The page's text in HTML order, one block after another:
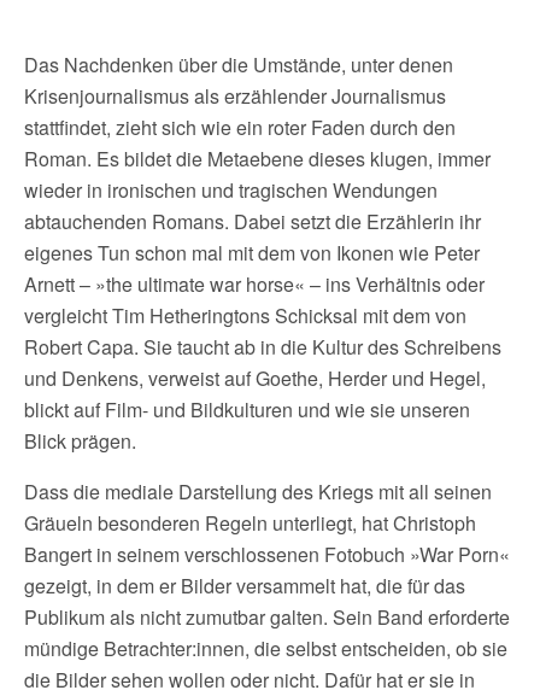
Das Nachdenken über die Umstände, unter denen
Krisenjournalismus als erzählender Journalismus
stattfindet, zieht sich wie ein roter Faden durch den
Roman. Es bildet die Metaebene dieses klugen, immer
wieder in ironischen und tragischen Wendungen
abtauchenden Romans. Dabei setzt die Erzählerin ihr
eigenes Tun schon mal mit dem von Ikonen wie Peter
Arnett – »the ultimate war horse« – ins Verhältnis oder
vergleicht Tim Hetheringtons Schicksal mit dem von
Robert Capa. Sie taucht ab in die Kultur des Schreibens
und Denkens, verweist auf Goethe, Herder und Hegel,
blickt auf Film- und Bildkulturen und wie sie unseren
Blick prägen.
Dass die mediale Darstellung des Kriegs mit all seinen
Gräueln besonderen Regeln unterliegt, hat Christoph
Bangert in seinem verschlossenen Fotobuch »War Porn«
gezeigt, in dem er Bilder versammelt hat, die für das
Publikum als nicht zumutbar galten. Sein Band erforderte
mündige Betrachter:innen, die selbst entscheiden, ob sie
die Bilder sehen wollen oder nicht. Dafür hat er sie in